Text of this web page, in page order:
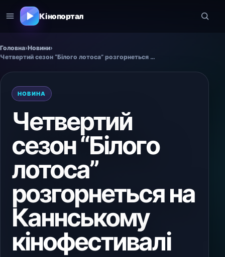
Кінопортал
Головна›Новини›
Четвертий сезон “Білого лотоса” розгорнеться на Каннському кінофестивалі
НОВИНА
Четвертий
сезон “Білого
лотоса”
розгорнеться на
Каннському
кінофестивалі